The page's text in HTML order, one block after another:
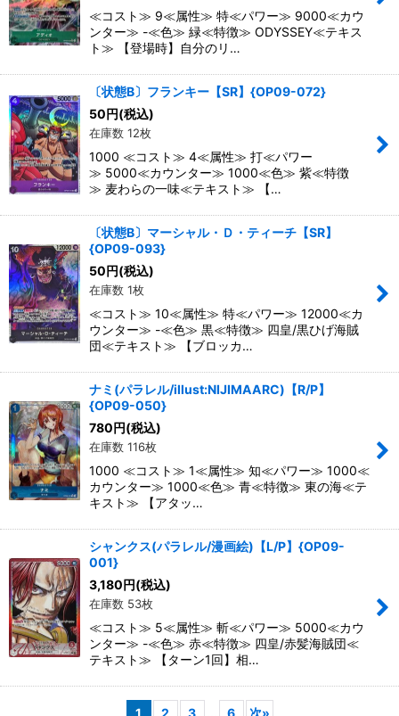
≪コスト≫ 9≪属性≫ 特≪パワー≫ 9000≪カウ
ンター≫ -≪色≫ 緑≪特徴≫ ODYSSEY≪テキス
ト≫ 【登場時】自分のリ…
〔状態B〕フランキー【SR】{OP09-072}
50円(税込)
在庫数 12枚
1000 ≪コスト≫ 4≪属性≫ 打≪パワー
≫ 5000≪カウンター≫ 1000≪色≫ 紫≪特徴
≫ 麦わらの一味≪テキスト≫ 【…
〔状態B〕マーシャル・Ｄ・ティーチ【SR】
{OP09-093}
50円(税込)
在庫数 1枚
≪コスト≫ 10≪属性≫ 特≪パワー≫ 12000≪カ
ウンター≫ -≪色≫ 黒≪特徴≫ 四皇/黒ひげ海賊
団≪テキスト≫ 【ブロッカ…
ナミ(パラレル/illust:NIJIMAARC)【R/P】
{OP09-050}
780円(税込)
在庫数 116枚
1000 ≪コスト≫ 1≪属性≫ 知≪パワー≫ 1000≪
カウンター≫ 1000≪色≫ 青≪特徴≫ 東の海≪テ
キスト≫ 【アタッ…
シャンクス(パラレル/漫画絵)【L/P】{OP09-
001}
3,180円(税込)
在庫数 53枚
≪コスト≫ 5≪属性≫ 斬≪パワー≫ 5000≪カウ
ンター≫ -≪色≫ 赤≪特徴≫ 四皇/赤髪海賊団≪
テキスト≫ 【ターン1回】相…
1 2 3 ... 6 次»